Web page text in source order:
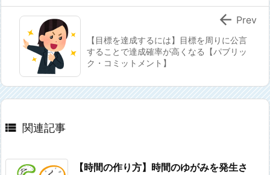
【目標を達成するには】目標を周りに公言
することで達成確率が高くなる【パブリッ
ク・コミットメント】
 Prev
 関連記事
【時間の作り方】時間のゆがみを発生さ